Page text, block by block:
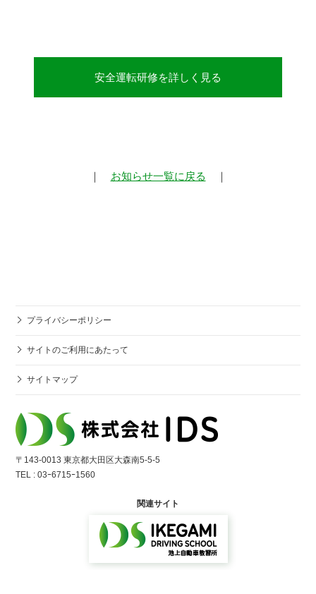
安全運転研修を詳しく見る
｜ お知らせ一覧に戻る ｜
プライバシーポリシー
サイトのご利用にあたって
サイトマップ
〒143-0013 東京都⼤⽥区⼤森南5-5-5
TEL : 03ｰ6715ｰ1560
関連サイト